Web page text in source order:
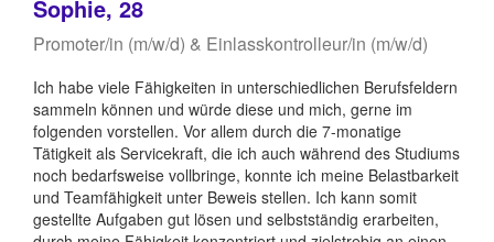
Sophie, 28
Promoter/in (m/w/d) & Einlasskontrolleur/in (m/w/d)
Ich habe viele Fähigkeiten in unterschiedlichen Berufsfeldern
sammeln können und würde diese und mich, gerne im
folgenden vorstellen. Vor allem durch die 7-monatige
Tätigkeit als Servicekraft, die ich auch während des Studiums
noch bedarfsweise vollbringe, konnte ich meine Belastbarkeit
und Teamfähigkeit unter Beweis stellen. Ich kann somit
gestellte Aufgaben gut lösen und selbstständig erarbeiten,